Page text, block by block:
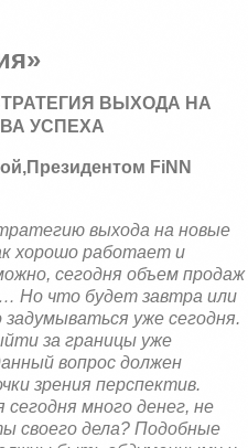
ВЫХОДА НА
УСПЕХА
,Президентом FiNN
выхода на новые
хорошо работает и
сегодня объем продаж
Но что будет завтра или
уже сегодня.
за границы уже
вопрос должен
зрения перспектив.
много денег, не
своего дела? Подобные